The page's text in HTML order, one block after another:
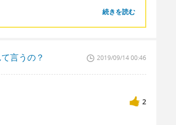
続きを読む
言うの？ 2019/09/14 00:46
2